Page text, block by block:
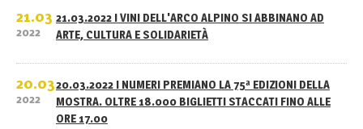
21.03
2022
21.03.2022 I VINI DELL'ARCO ALPINO SI ABBINANO AD
ARTE, CULTURA E SOLIDARIETÀ
20.03
2022
20.03.2022 I NUMERI PREMIANO LA 75ª EDIZIONI DELLA
MOSTRA. OLTRE 18.000 BIGLIETTI STACCATI FINO ALLE
ORE 17.00